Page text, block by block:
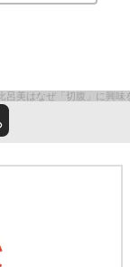
呂美はなぜ「切腹」に興味